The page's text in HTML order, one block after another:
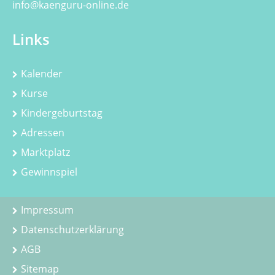
info@kaenguru-online.de
Links
Kalender
Kurse
Kindergeburtstag
Adressen
Marktplatz
Gewinnspiel
Impressum
Datenschutzerklärung
AGB
Sitemap